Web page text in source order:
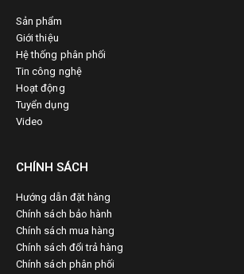
Sản phẩm
Giới thiệu
Hệ thống phân phối
Tin công nghệ
Hoạt động
Tuyển dụng
Video
CHÍNH SÁCH
Hướng dẫn đặt hàng
Chính sách bảo hành
Chính sách mua hàng
Chính sách đổi trả hàng
Chính sách phân phối